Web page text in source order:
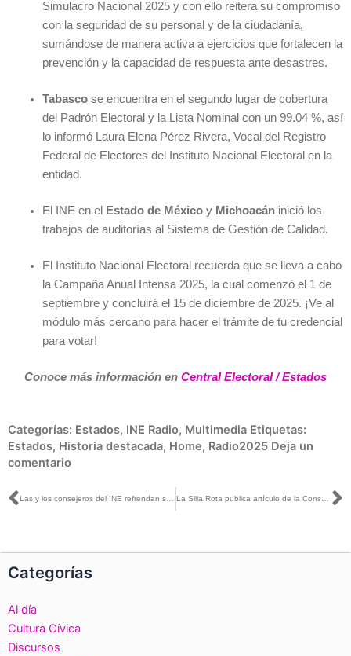
Simulacro Nacional 2025 y con ello reitera su compromiso
con la seguridad de su personal y de la ciudadanía,
sumándose de manera activa a ejercicios que fortalecen la
prevención y la capacidad de respuesta ante desastres.
Tabasco se encuentra en el segundo lugar de cobertura
del Padrón Electoral y la Lista Nominal con un 99.04 %, así
lo informó Laura Elena Pérez Rivera, Vocal del Registro
Federal de Electores del Instituto Nacional Electoral en la
entidad.
El INE en el Estado de México yMichoacán inició los
trabajos de auditorías al Sistema de Gestión de Calidad.
El Instituto Nacional Electoral recuerda que se lleva a cabo
la Campaña Anual Intensa 2025, la cual comenzó el 1 de
septiembre y concluirá el 15 de diciembre de 2025. ¡Ve al
módulo más cercano para hacer el trámite de tu credencial
para votar!
Conoce más información en Central Electoral / Estados
Categorías: Estados, INE Radio, Multimedia Etiquetas:
Estados, Historia destacada, Home, Radio2025 Deja un
comentario
Ant La Silla Rota publica artículo de la Consejera Electoral Norma Irene de la Cruz
Categorías
Al día
Cultura Cívica
Discursos